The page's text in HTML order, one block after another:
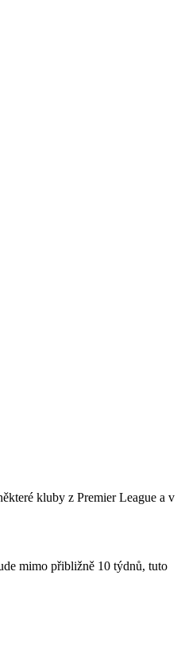
kluby z Premier League a v
mimo přibližně 10 týdnů, tuto